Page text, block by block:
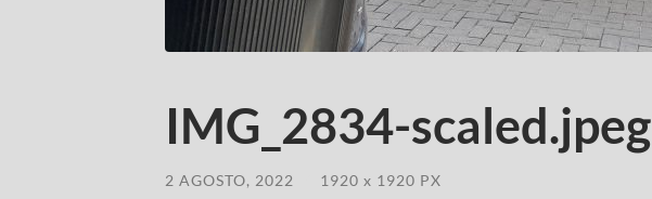
IMG_2834-scaled.jpeg
2 AGOSTO, 2022 1920 x 1920 PX